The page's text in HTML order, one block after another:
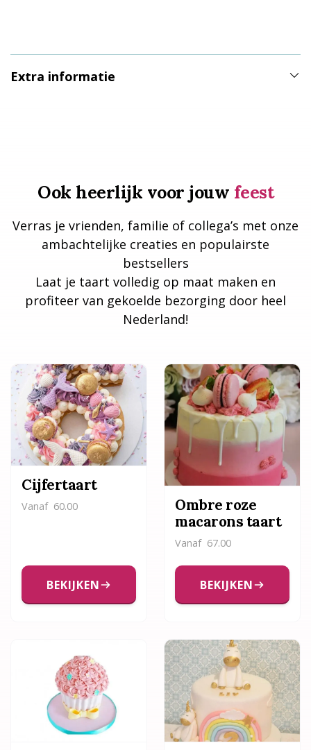
Extra informatie
Ook heerlijk voor jouw feest
Verras je vrienden, familie of collega’s met onze
ambachtelijke creaties en populairste
bestsellers
Laat je taart volledig op maat maken en
profiteer van gekoelde bezorging door heel
Nederland!
Cijfertaart
Vanaf 60.00
BEKIJKEN
Ombre roze
macarons taart
Vanaf 67.00
BEKIJKEN